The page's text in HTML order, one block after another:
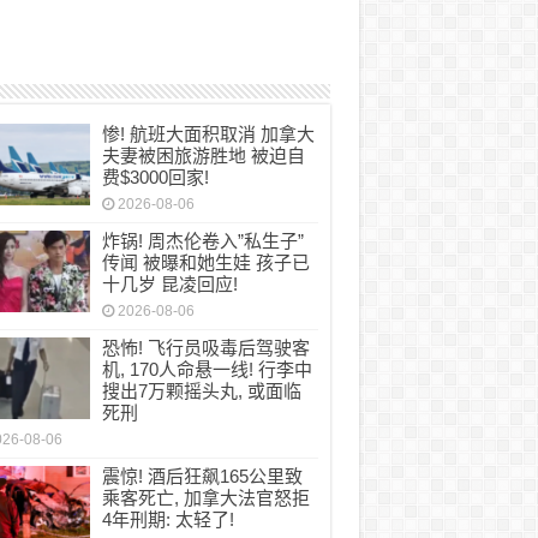
惨! 航班大面积取消 加拿大
夫妻被困旅游胜地 被迫自
费$3000回家!
2026-08-06
炸锅! 周杰伦卷入”私生子”
传闻 被曝和她生娃 孩子已
十几岁 昆凌回应!
2026-08-06
恐怖! 飞行员吸毒后驾驶客
机, 170人命悬一线! 行李中
搜出7万颗摇头丸, 或面临
死刑
08-06
震惊! 酒后狂飙165公里致
乘客死亡, 加拿大法官怒拒
4年刑期: 太轻了!